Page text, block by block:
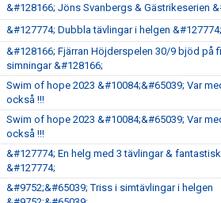
&#128166; Jöns Svanbergs & Gästrikeserien
&#127774; Dubbla tävlingar i helgen &#127774;
&#128166; Fjärran Höjderspelen 30/9 bjöd på
simningar &#128166;
Swim of hope 2023 &#10084;&#65039; Var
också !!!
Swim of hope 2023 &#10084;&#65039; Var
också !!!
&#127774; En helg med 3 tävlingar &
&#127774;
&#9752;&#65039; Triss i simtävlingar i helgen